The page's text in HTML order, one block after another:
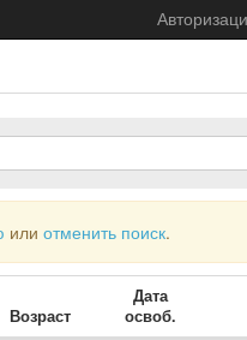
или отменить поиск.
Возраст
Дата
освоб.